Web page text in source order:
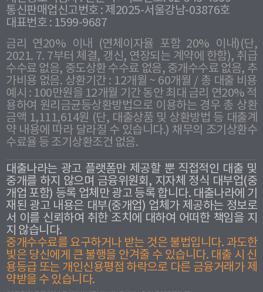
통신판매업신고번호 : 제2025-서울강남-03876호
대표번호 : 1599-9687
금리 연20% 이내 (연체이자율 포함 20% 이내)(단,
2021. 7. 7부터 체결, 갱신, 연장되는 계약에 한함), 취급
수수료 없음, 중도상환 수수료 없음, 중개수수료 없음, 추
가비용 없음. 상환기간 : 12개월 ~ 60개월 / 총 대출 비용
예시 : 100만원을 12개월 기간 동안 최대 금리 연20% 적
용하여 원리금균등상환방법으로 이용하는 경우 총 상환
금액 1,111,614원 (단, 대출상품 및 상환방법 등 대출계
약 내용에 따라 달라질 수 있습니다.) 채무의 조기상환수
수료율 등 조기상환조건 없음.
대출나라는 광고 플랫폼만 제공할 뿐 직접적인 대출 및
중개를 하지 않으며 금융위원회, 지자체 정식 대부업(중
개업 포함) 등록 업체만 광고 등록 합니다. 대출나라에 기
재된 광고 내용은 대부(중개업) 업체가 제공하는 정보로
서 이를 신뢰하여 취한 조치에 대하여 어떠한 책임을 지
지 않습니다.
중개수수료를 요구하거나 받는 것은 불법입니다. 과도한
빛은 당신에게 큰 불행을 안겨줄 수 있습니다. 대출 시 신
용등급 또는 개인신용평점 하락으로 다른 금융거래가 제
약받을 수 있습니다.